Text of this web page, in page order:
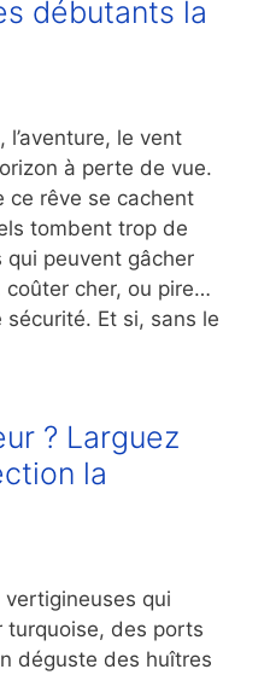
débutants la
l’aventure, le vent
à perte de vue.
ce rêve se cachent
tombent trop de
peuvent gâcher
coûter cher, ou pire…
Et si, sans le
? Larguez
la
qui
turquoise, des ports
déguste des huîtres